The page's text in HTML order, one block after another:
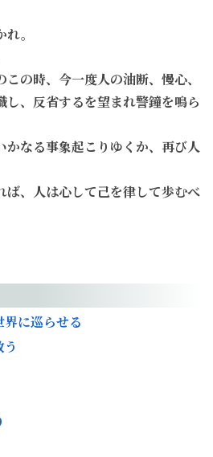
。
の時、今一度人の油断、慢心、
し、反省するを望まれ警鐘を鳴ら
かなる事象起こりゆくか、再び人
ば、人は心して己を律して歩むべ
に巡らせる